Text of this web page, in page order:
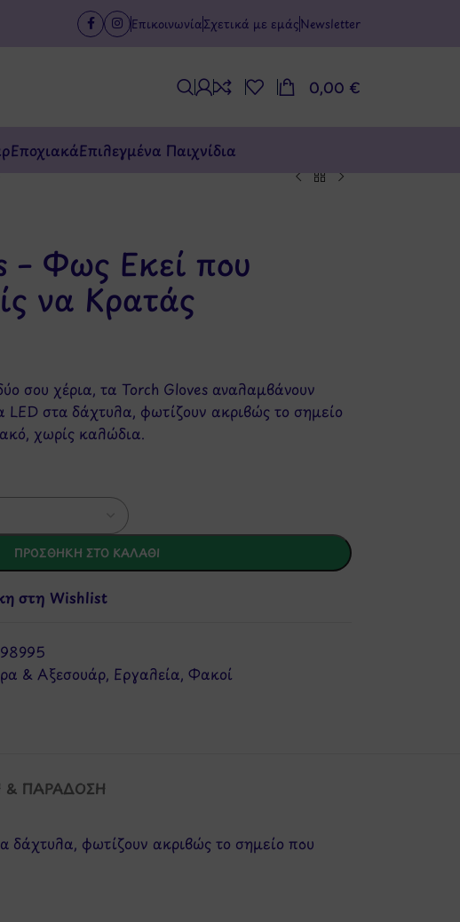
Επικοινωνία Σχετικά με εμάςNewsletter
0,00 €
ΕποχιακάΕπιλεγμένα Παιχνίδια
– Φως Εκεί που
να Κρατάς
σου χέρια, τα Torch Gloves αναλαμβάνουν
στα δάχτυλα, φωτίζουν ακριβώς το σημείο
χωρίς καλώδια.
ΠΡΟΣΘΉΚΗ ΣΤΟ ΚΑΛΆΘΙ
στη Wishlist
& Αξεσουάρ, Εργαλεία, Φακοί
& ΠΑΡΆΔΟΣΗ
δάχτυλα, φωτίζουν ακριβώς το σημείο που